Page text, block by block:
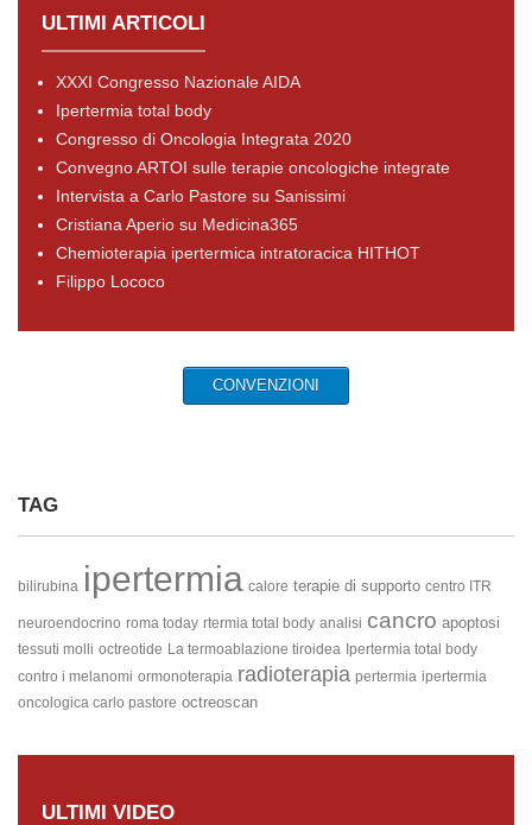
ULTIMI ARTICOLI
XXXI Congresso Nazionale AIDA
Ipertermia total body
Congresso di Oncologia Integrata 2020
Convegno ARTOI sulle terapie oncologiche integrate
Intervista a Carlo Pastore su Sanissimi
Cristiana Aperio su Medicina365
Chemioterapia ipertermica intratoracica HITHOT
Filippo Lococo
CONVENZIONI
TAG
bilirubina ipertermia calore terapie di supporto centro ITR
neuroendocrino roma today rtermia total body analisi cancro apoptosi
tessuti molli octreotide La termoablazione tiroidea Ipertermia total body
contro i melanomi ormonoterapia radioterapia pertermia ipertermia
oncologica carlo pastore octreoscan
ULTIMI VIDEO